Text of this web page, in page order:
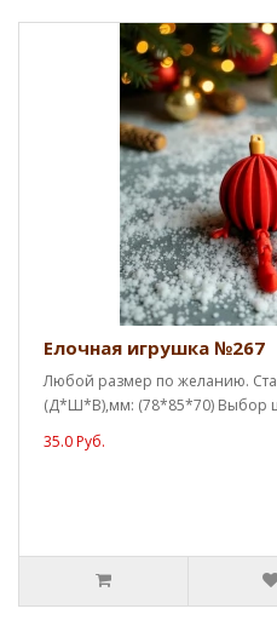
Елочная игрушка №267
Любой размер по желанию.
(Д*Ш*В),мм: (78*85*70) Выбор
35.0 Руб.